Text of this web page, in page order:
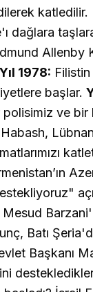
taşlara
Allenby
Yıl 1978:
başlar.
polisimiz ve
Mesud
Batı
Başkanı